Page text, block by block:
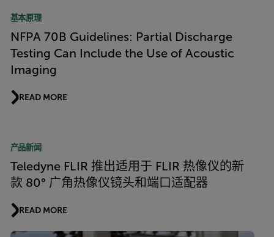
基本原理
NFPA 70B Guidelines: Partial Discharge
Testing Can Include the Use of Acoustic
Imaging
READ MORE
产品新闻
Teledyne FLIR 推出适用于 FLIR 热像仪的新
款 80° 广角热像仪镜头和端口适配器
READ MORE